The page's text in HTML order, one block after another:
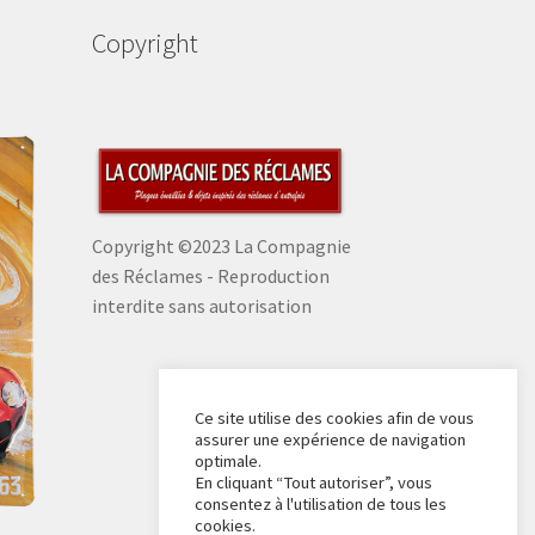
Copyright
Copyright ©2023 La Compagnie
des Réclames - Reproduction
interdite sans autorisation
Ce site utilise des cookies afin de vous
assurer une expérience de navigation
optimale.
En cliquant “Tout autoriser”, vous
consentez à l'utilisation de tous les
cookies.